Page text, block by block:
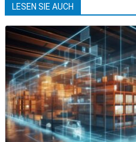
LESEN SIE AUCH